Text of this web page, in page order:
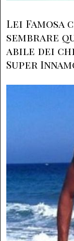
Lei
sembrare
abile dei
Super